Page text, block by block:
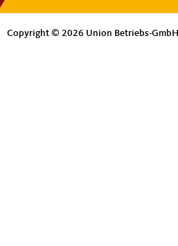
Copyright © 2026 Union Betriebs-GmbH